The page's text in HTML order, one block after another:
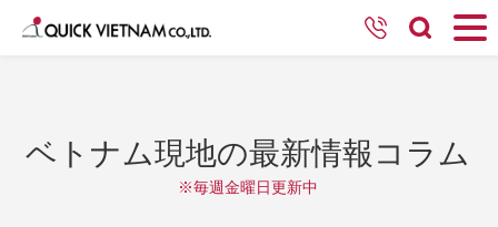
ベトナム現地の最新情報コラム
※毎週金曜日更新中